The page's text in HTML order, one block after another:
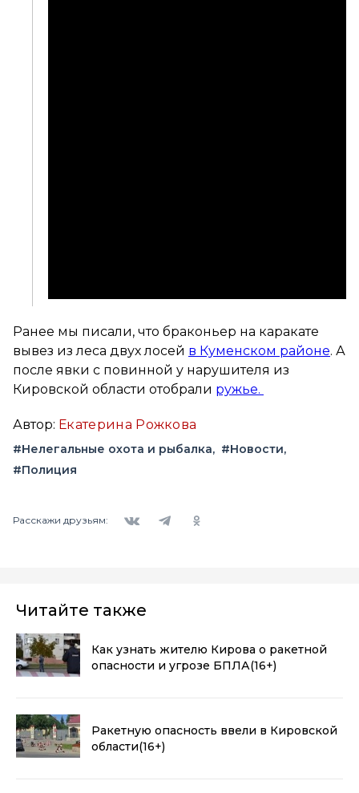
Ранее мы писали, что браконьер на каракате
вывез из леса двух лосей в Куменском районе. А
после явки с повинной у нарушителя из
Кировской области отобрали ружье.
Автор: Екатерина Рожкова
#Нелегальные охота и рыбалка
#Новости
#Полиция
Расскажи друзьям:
Читайте также
Как узнать жителю Кирова о ракетной
опасности и угрозе БПЛА(16+)
Ракетную опасность ввели в Кировской
области(16+)